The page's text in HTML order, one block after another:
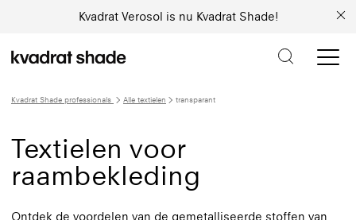
Kvadrat Verosol is nu Kvadrat Shade!
Kvadrat Shade professionals Alle textielen transparant
Textielen voor
raambekleding
Ontdek de voordelen van de gemetalliseerde stoffen van